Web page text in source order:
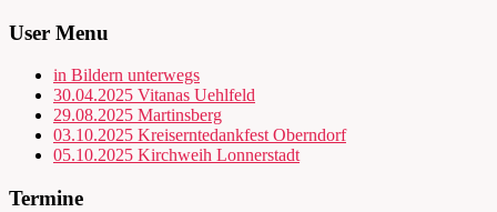
User Menu
in Bildern unterwegs
30.04.2025 Vitanas Uehlfeld
29.08.2025 Martinsberg
03.10.2025 Kreiserntedankfest Oberndorf
05.10.2025 Kirchweih Lonnerstadt
Termine